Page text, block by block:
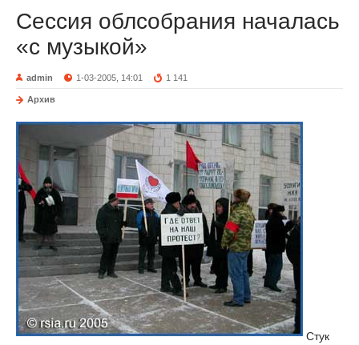
Сессия облсобрания началась
«с музыкой»
admin 1-03-2005, 14:01 1 141
Архив
Стук